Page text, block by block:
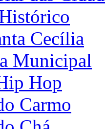
Cecília
Municipal
Hop
Carmo